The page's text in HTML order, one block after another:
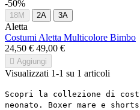
-50%
18M 2A 3A
Aletta
Costumi Aletta Multicolore Bimbo
24,50 € 49,00 €
 Aggiungi
Visualizzati 1-1 su 1 articoli
Scopri la collezione di
neonato. Boxer mare e